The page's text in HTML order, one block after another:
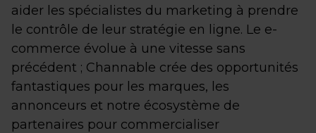
aider les spécialistes du marketing à prendre
le contrôle de leur stratégie en ligne. Le e-
commerce évolue à une vitesse sans
précédent ; Channable crée des opportunités
fantastiques pour les marques, les
annonceurs et notre écosystème de
partenaires pour commercialiser